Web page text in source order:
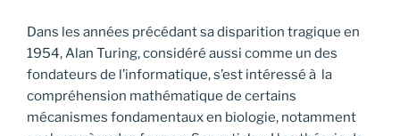
Dans les années précédant sa disparition tragique en
1954, Alan Turing, considéré aussi comme un des
fondateurs de l’informatique, s’est intéressé à la
compréhension mathématique de certains
mécanismes fondamentaux en biologie, notamment